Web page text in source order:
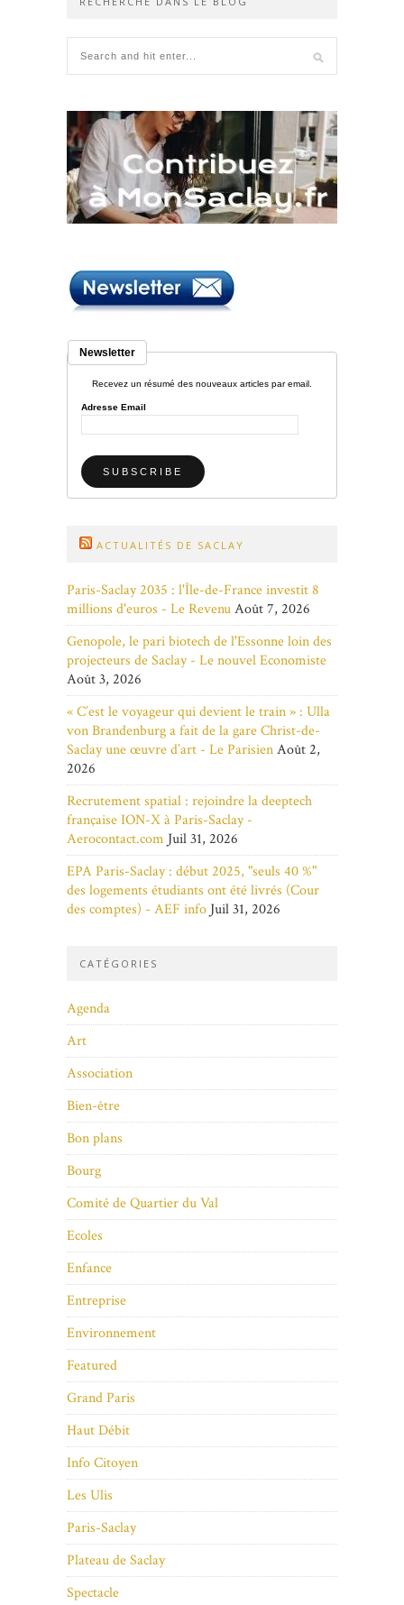
Newsletter
Recevez un résumé des nouveaux articles par email.
Adresse Email
ACTUALITÉS DE SACLAY
Paris-Saclay 2035 : l'Île-de-France investit 8
millions d'euros - Le RevenuAoût 7, 2026
Genopole, le pari biotech de l'Essonne loin des
projecteurs de Saclay - Le nouvel Economiste
Août 3, 2026
« C’est le voyageur qui devient le train » : Ulla
von Brandenburg a fait de la gare Christ-de-
Saclay une œuvre d’art - Le ParisienAoût 2,
2026
Recrutement spatial : rejoindre la deeptech
française ION-X à Paris-Saclay -
Aerocontact.com Juil 31, 2026
EPA Paris-Saclay : début 2025, "seuls 40 %"
des logements étudiants ont été livrés (Cour
des comptes) - AEF info Juil 31, 2026
CATÉGORIES
Agenda
Art
Association
Bien-être
Bon plans
Bourg
Comité de Quartier du Val
Ecoles
Enfance
Entreprise
Environnement
Featured
Grand Paris
Haut Débit
Info Citoyen
Les Ulis
Paris-Saclay
Plateau de Saclay
Spectacle